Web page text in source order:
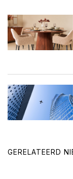
GERELATEERD